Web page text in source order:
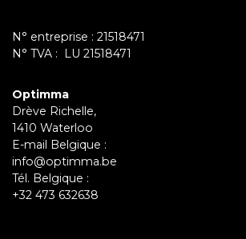
N° entreprise : 21518471
N° TVA : LU 21518471
Optimma
Drève Richelle,
1410 Waterloo
E-mail Belgique :
info@optimma.be
Tél. Belgique :
+32 473 632638